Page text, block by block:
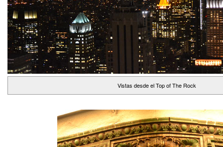
Vistas desde el Top of The Rock